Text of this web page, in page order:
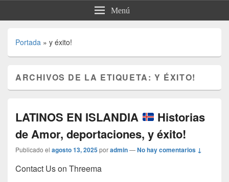
Menú
Portada » y éxito!
ARCHIVOS DE LA ETIQUETA:Y ÉXITO!
LATINOS EN ISLANDIA
Historias
de Amor, deportaciones, y éxito!
Publicado el agosto 13, 2025poradmin—No hay comentarios ↓
Contact Us on Threema